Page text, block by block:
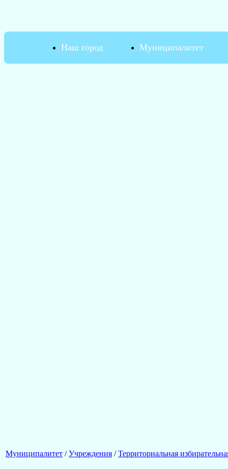
Наш город Муниципалитет
Муниципалитет /Учреждения /Территориальная